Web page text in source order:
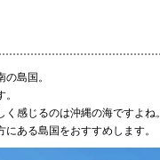
島国。
感じるのは沖縄の海ですよね。
ある島国をおすすめします。